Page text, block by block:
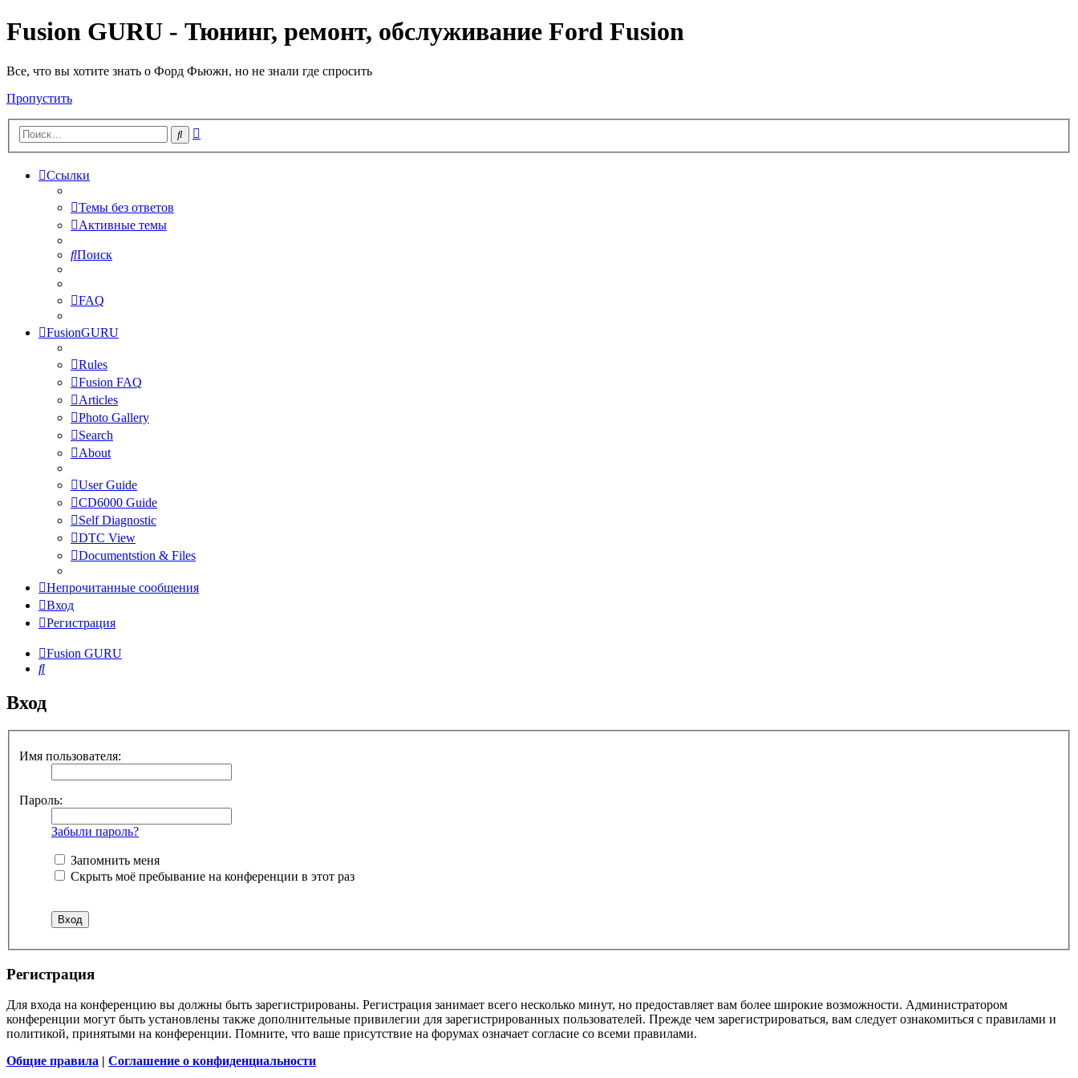
Fusion GURU - Тюнинг, ремонт, обслуживание Ford Fusion
Все, что вы хотите знать о Форд Фьюжн, но не знали где спросить
Пропустить
Поиск
Ссылки
Темы без ответов
Активные темы
Поиск
FAQ
FusionGURU
Rules
Fusion FAQ
Articles
Photo Gallery
Search
About
User Guide
CD6000 Guide
Self Diagnostic
DTC View
Documentstion & Files
Непрочитанные сообщения
Вход
Регистрация
Fusion GURU
Поиск
Вход
Имя пользователя:
Пароль:
Забыли пароль?
Запомнить меня
Скрыть моё пребывание на конференции в этот раз
Регистрация
Для входа на конференцию вы должны быть зарегистрированы. Регистрация занимает всего несколько минут, но предоставляет вам более широкие возможности. Администратором
конференции могут быть установлены также дополнительные привилегии для зарегистрированных пользователей. Прежде чем зарегистрироваться, вам следует ознакомиться с правилами и
политикой, принятыми на конференции. Помните, что ваше присутствие на форумах означает согласие со всеми правилами.
Общие правила | Соглашение о конфиденциальности